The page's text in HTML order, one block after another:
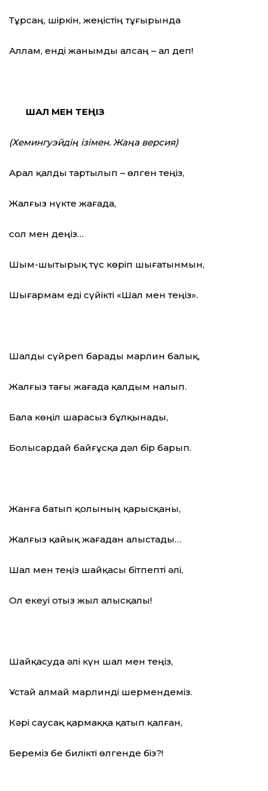
Тұрсаң, шіркін, жеңістің тұғырында
Аллам, енді жанымды алсаң – ал деп!
ШАЛ МЕН ТЕҢІЗ
(Хемингуэйдің ізімен. Жаңа версия)
Арал қалды тартылып – өлген теңіз,
Жалғыз нүкте жағада,
сол мен деңіз…
Шым-шытырық түс көріп шығатынмын,
Шығармам еді сүйікті «Шал мен теңіз».
Шалды сүйреп барады марлин балық,
Жалғыз тағы жағада қалдым налып.
Бала көңіл шарасыз бұлқынады,
Болысардай байғұсқа дәл бір барып.
Жанға батып қолының қарысқаны,
Жалғыз қайық жағадан алыстады…
Шал мен теңіз шайқасы бітпепті әлі,
Ол екеуі отыз жыл алысқалы!
Шайқасуда әлі күн шал мен теңіз,
Ұстай алмай марлинді шермендеміз.
Кәрі саусақ қармаққа қатып қалған,
Береміз бе билікті өлгенде біз?!